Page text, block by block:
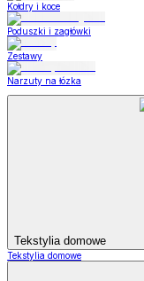
Kołdry i koce
Poduszki i zagłówki
Zestawy
Narzuty na łózka
Tekstylia domowe
Tekstylia domowe